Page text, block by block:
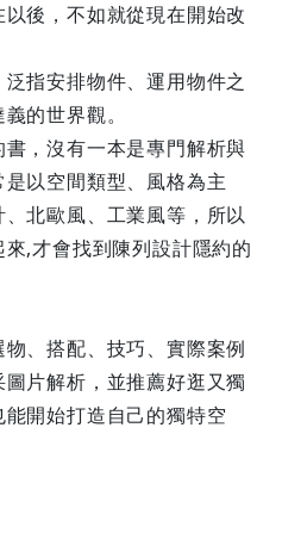
後，不如就從現在開始改
指安排物件、運用物件之
的世界觀。
，沒有一本是專門解析與
以空間類型、風格為主
北歐風、工業風等，所以
,才會找到陳列設計隱約的
、搭配、技巧、實際案例
片解析，並推薦好逛又獨
開始打造自己的獨特空